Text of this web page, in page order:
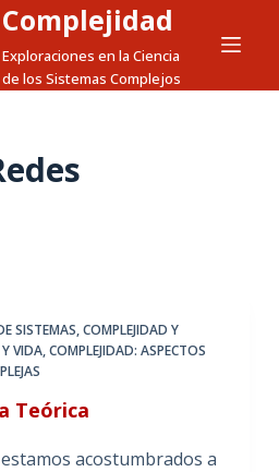
Complejidad
Exploraciones en la Ciencia
de los Sistemas Complejos
SISTEMAS,COMPLEJIDAD Y
VIDA,COMPLEJIDAD: ASPECTOS
Teórica
acostumbrados a